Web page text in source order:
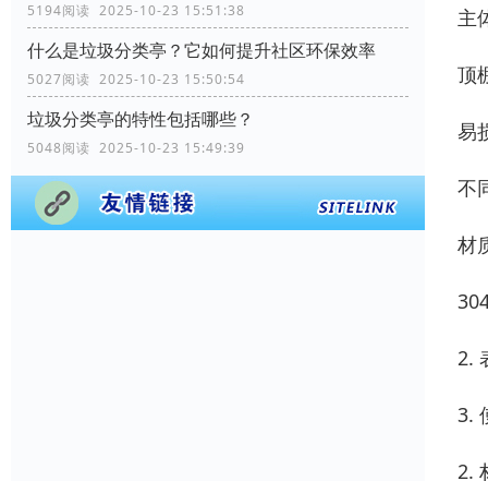
5194阅读 2025-10-23 15:51:38
什么是垃圾分类亭？它如何提升社区环保效率
5027阅读 2025-10-23 15:50:54
垃圾分类亭的特性包括哪些？
5048阅读 2025-10-23 15:49:39
主
顶
易
不
材
2.
3.
2.